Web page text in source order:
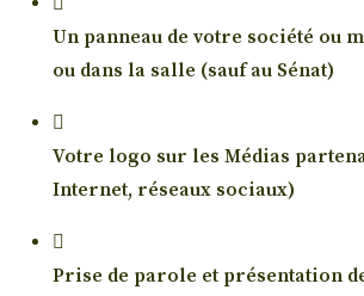
Un panneau de votre société ou
ou dans la salle (sauf au Sénat)
Votre logo sur les Médias
Internet, réseaux sociaux)
Prise de parole et présentation